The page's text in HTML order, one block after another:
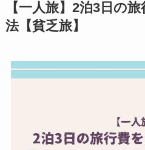
【一人旅】2泊3日の
法【貧乏旅】